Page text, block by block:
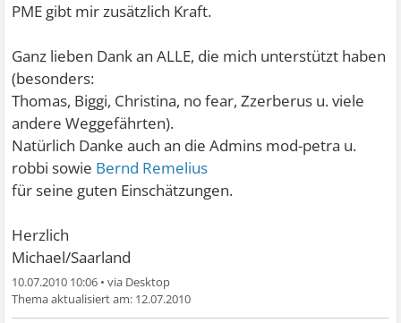
PME gibt mir zusätzlich Kraft.
Ganz lieben Dank an ALLE, die mich unterstützt haben
(besonders:
Thomas, Biggi, Christina, no fear, Zzerberus u. viele
andere Weggefährten).
Natürlich Danke auch an die Admins mod-petra u.
robbi sowie Bernd Remelius
für seine guten Einschätzungen.
Herzlich
Michael/Saarland
10.07.2010 10:06 •
12.07.2010